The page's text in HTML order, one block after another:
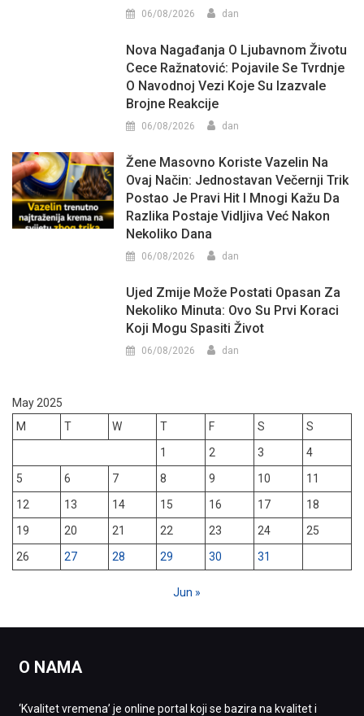
06/08/2026 dan
Nova Nagađanja O Ljubavnom Životu
Cece Ražnatović: Pojavile Se Tvrdnje
O Navodnoj Vezi Koje Su Izazvale
Brojne Reakcije
06/08/2026 dan
Žene Masovno Koriste Vazelin Na
Ovaj Način: Jednostavan Večernji Trik
Postao Je Pravi Hit I Mnogi Kažu Da
Razlika Postaje Vidljiva Već Nakon
Nekoliko Dana
06/08/2026 dan
Ujed Zmije Može Postati Opasan Za
Nekoliko Minuta: Ovo Su Prvi Koraci
Koji Mogu Spasiti Život
06/08/2026 dan
May 2025
M
T W T F S
S
1
2 3
4
5
6 7 8 9 10
11
12
13 14 15 16 17
18
19
20 21 22 23 24
25
26
27 28 29 30 31
Jun »
O NAMA
‘Kvalitet vremena’ je online portal koji se bazira na kvalitet i